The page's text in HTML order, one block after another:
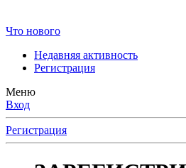
Что нового
Недавняя активность
Регистрация
Меню
Вход
Регистрация